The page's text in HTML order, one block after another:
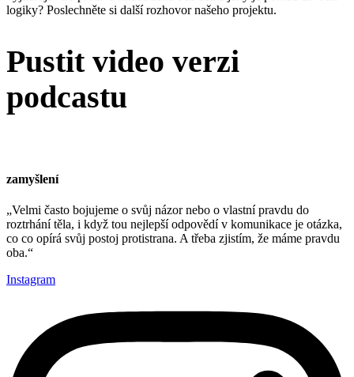
logiky? Poslechněte si další rozhovor našeho projektu.
Pustit video verzi
podcastu
zamyšlení
„Velmi často bojujeme o svůj názor nebo o vlastní pravdu do
roztrhání těla, i když tou nejlepší odpovědí v komunikace je otázka,
co co opírá svůj postoj protistrana. A třeba zjistím, že máme pravdu
oba.“
Instagram